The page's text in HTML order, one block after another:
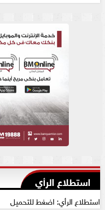
استطلاع الرأي
استطلاع الرأي: اضغط للتحميل